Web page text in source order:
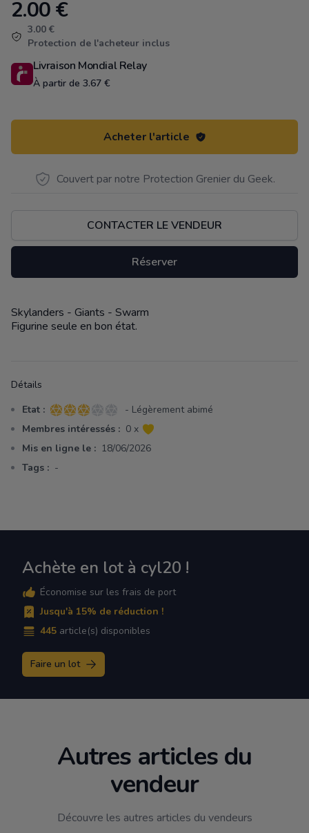
Product information
2.00€
3.00 €
Protection de l'acheteur inclus
Livraison Mondial Relay
À partir de 3.67 €
Acheter l'article
Couvert par notre Protection Grenier du Geek.
CONTACTER LE VENDEUR
Réserver
Description
Skylanders - Giants - Swarm
Figurine seule en bon état.
Détails
Etat : 3 sur 5 étoiles
- Légèrement abimé
Membres intéressés : 0 x
Mis en ligne le : 18/06/2026
Tags : -
Achète en lot à cyl20 !
Économise sur les frais de port
Jusqu'à 15% de réduction !
445 article(s) disponibles
Faire un lot
Autres articles du
vendeur
Découvre les autres articles du vendeurs